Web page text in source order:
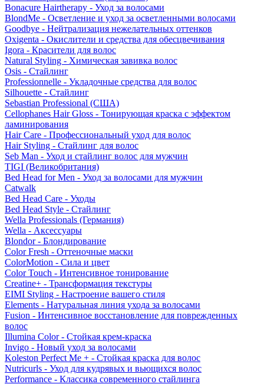
Bonacure Hairtherapy - Уход за волосами
BlondMe - Осветление и уход за осветленными волосами
Goodbye - Нейтрализация нежелательных оттенков
Oxigenta - Окислители и средства для обесцвечивания
Igora - Красители для волос
Natural Styling - Химическая завивка волос
Osis - Стайлинг
Professionnelle - Укладочные средства для волос
Silhouette - Стайлинг
Sebastian Professional (США)
Cellophanes Hair Gloss - Тонирующая краска с эффектом
ламинирования
Hair Care - Профессиональный уход для волос
Hair Styling - Стайлинг для волос
Seb Man - Уход и стайлинг волос для мужчин
TIGI (Великобритания)
Bed Head for Men - Уход за волосами для мужчин
Catwalk
Bed Head Care - Уходы
Bed Head Style - Стайлинг
Wella Professionals (Германия)
Wella - Аксессуары
Blondor - Блондирование
Color Fresh - Оттеночные маски
ColorMotion - Сила и цвет
Color Touch - Интенсивное тонирование
Creatine+ - Трансформация текстуры
EIMI Styling - Настроение вашего стиля
Elements - Натуральная линия ухода за волосами
Fusion - Интенсивное восстановление для поврежденных
волос
Illumina Color - Стойкая крем-краска
Invigo - Новый уход за волосами
Koleston Perfect Me + - Стойкая краска для волос
Nutricurls - Уход для кудрявых и вьющихся волос
Performance - Классика современного стайлинга